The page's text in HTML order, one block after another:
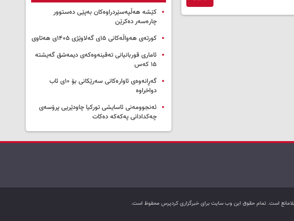
کێشە هەڵپەسێردراوەکان بەپێی دەستوور
چارەسەر دەکرێن
کورتەی هەواڵەکانی ۱۵ی گەلاوێژی ۱۴۰۵ی هەتاوی
ئاماری قوربانیانی تەقینەوەکەی دیمەشق گەیشتە
۱۵ کەس
گەڕانەوەی ئاوارەکانی سەرێکانی بۆ ۱۰ی ئاب
دواخراوە
ئەنجوومەنی ئاسایشی تورکیا چاودێریی پرۆسەی
چەکدادانی پەکەکە دەکات
بلامانع است. تمام حقوق این وب سایت برای خبرگزاری کردپرس محفوظ است.